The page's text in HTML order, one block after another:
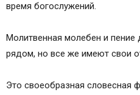
время богослужений.
Молитвенная молебен и пение
рядом, но все же имеют свои
Это своеобразная словесная